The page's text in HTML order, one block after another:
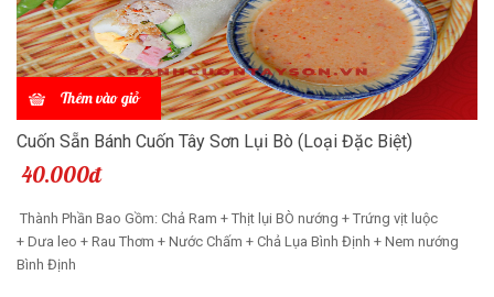
Thêm vào giỏ
Cuốn Sẵn Bánh Cuốn Tây Sơn Lụi Bò (Loại Đặc Biệt)
40.000đ
Thành Phần Bao Gồm: Chả Ram + Thịt lụi BÒ nướng + Trứng vịt luộc
+ Dưa leo + Rau Thơm + Nước Chấm + Chả Lụa Bình Định + Nem nướng
Bình Định